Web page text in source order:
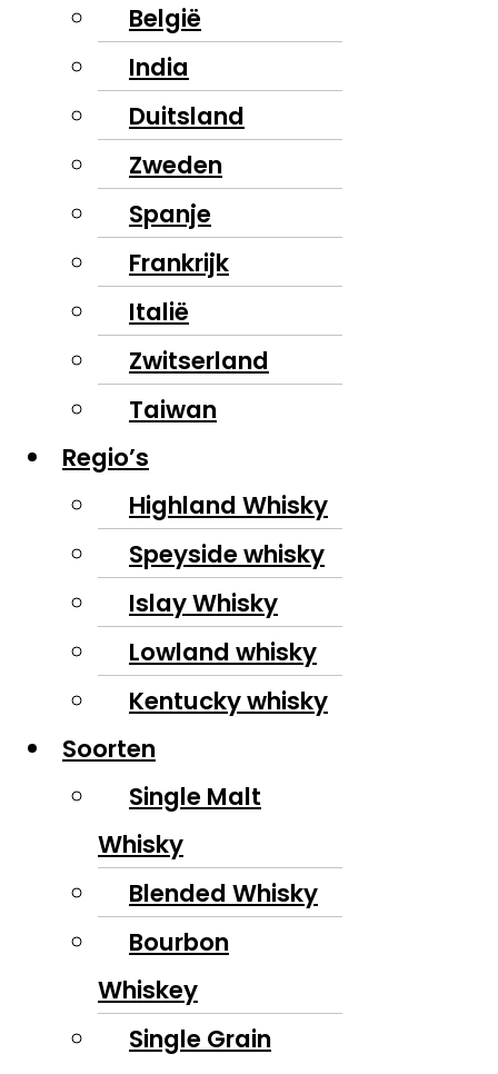
België
India
Duitsland
Zweden
Spanje
Frankrijk
Italië
Zwitserland
Taiwan
Regio’s
Highland Whisky
Speyside whisky
Islay Whisky
Lowland whisky
Kentucky whisky
Soorten
Single Malt
Whisky
Blended Whisky
Bourbon
Whiskey
Single Grain